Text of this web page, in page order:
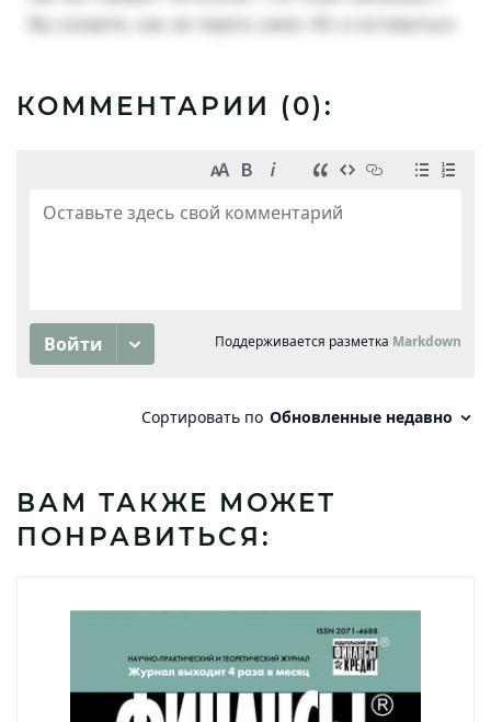
КОММЕНТАРИИ (0):
ВАМ ТАКЖЕ МОЖЕТ
ПОНРАВИТЬСЯ: